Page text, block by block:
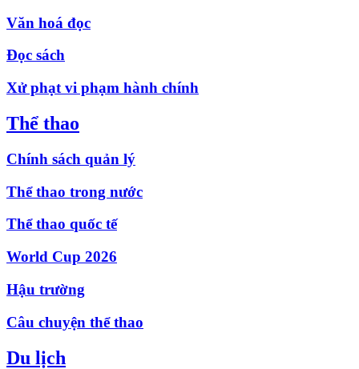
Văn hoá đọc
Đọc sách
Xử phạt vi phạm hành chính
Thể thao
Chính sách quản lý
Thể thao trong nước
Thể thao quốc tế
World Cup 2026
Hậu trường
Câu chuyện thể thao
Du lịch